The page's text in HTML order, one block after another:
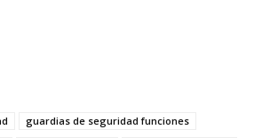
guardias de seguridad funciones